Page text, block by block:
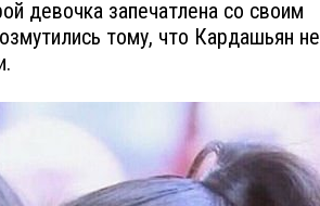
девочка запечатлена со своим
тому, что Кардашьян не